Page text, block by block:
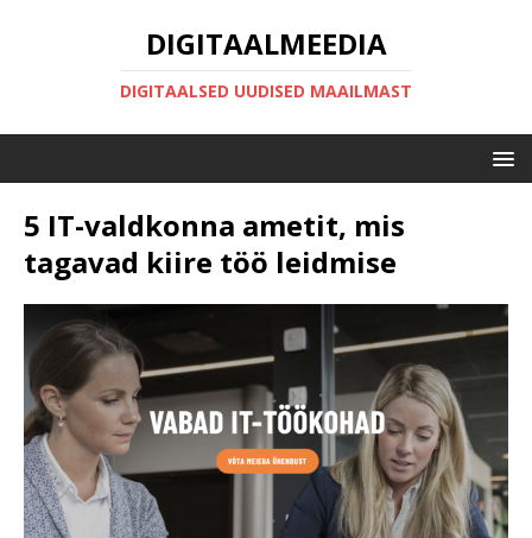
DIGITAALMEEDIA
DIGITAALSED UUDISED MAAILMAST
5 IT-valdkonna ametit, mis
tagavad kiire töö leidmise